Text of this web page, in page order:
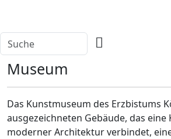
Museum
Das Kunstmuseum des Erzbistums
ausgezeichneten Gebäude, das
moderner Architektur verbindet,